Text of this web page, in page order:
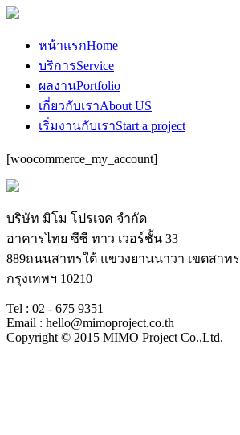
หน้าแรกHome
บริการService
ผลงานPortfolio
เกี่ยวกับเราAbout US
เริ่มงานกับเราStart a project
[woocommerce_my_account]
บริษัท มิโม โปรเจค จำกัด
อาคารไทย ซีซี ทาว เวอร์ชั้น 33
889ถนนสาทรใต้ แขวงยานนาวา เขตสาทร
กรุงเทพฯ 10210
Tel : 02 - 675 9351
Email : hello@mimoproject.co.th
Copyright © 2015 MIMO Project Co.,Ltd.